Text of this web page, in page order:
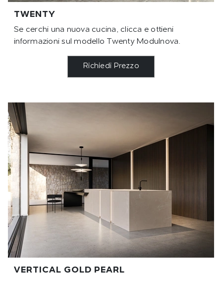
TWENTY
Se cerchi una nuova cucina, clicca e ottieni
informazioni sul modello Twenty Modulnova.
Richiedi Prezzo
VERTICAL GOLD PEARL